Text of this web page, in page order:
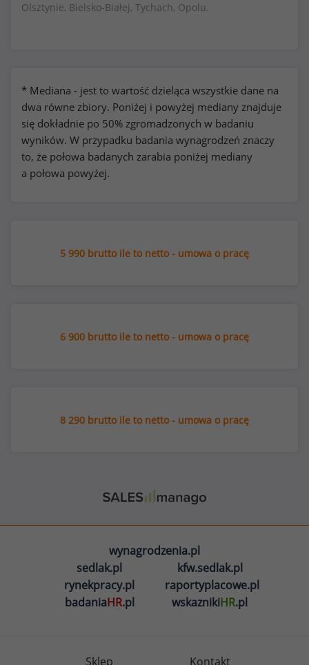
Olsztynie, Bielsko-Białej, Tychach, Opolu.
* Mediana - jest to wartość dzieląca wszystkie dane na
dwa równe zbiory. Poniżej i powyżej mediany znajduje
się dokładnie po 50% zgromadzonych w badaniu
wyników. W przypadku badania wynagrodzeń znaczy
to, że połowa badanych zarabia poniżej mediany
a połowa powyżej.
5 990 brutto ile to netto - umowa o pracę
6 900 brutto ile to netto - umowa o pracę
8 290 brutto ile to netto - umowa o pracę
wynagrodzenia.pl
sedlak.pl
kfw.sedlak.pl
rynekpracy.pl
raportyplacowe.pl
badaniaHR.pl wskaznikiHR.pl
Sklep Kontakt